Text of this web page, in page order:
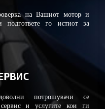
на Вашиот мотор и
подгответе го истиот за
потрошувачи се
и услугите кои ги